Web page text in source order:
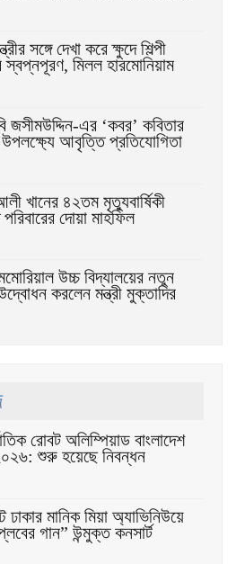
সঙ্গে দেখা করে ক্ষুদে শিল্পী
মিলল হারমোনিয়াম
জসীমউদ্দিন-এর ‘কবর’ কবিতার
আবৃত্তি প্রতিযোগিতা
খানের ৪২তম মৃত্যুবার্ষিকী
দোয়া মাহফিল
উচ্চ বিদ্যালয়ের নতুন
করলেন মন্ত্রী মুক্তাদির
রোবট অলিম্পিয়াড বাংলাদেশ
শুরু হয়েছে নিবন্ধন
ঢাকার মানিক মিয়া অ্যাভিনিউয়ে
গান” উন্মুক্ত কনসার্ট